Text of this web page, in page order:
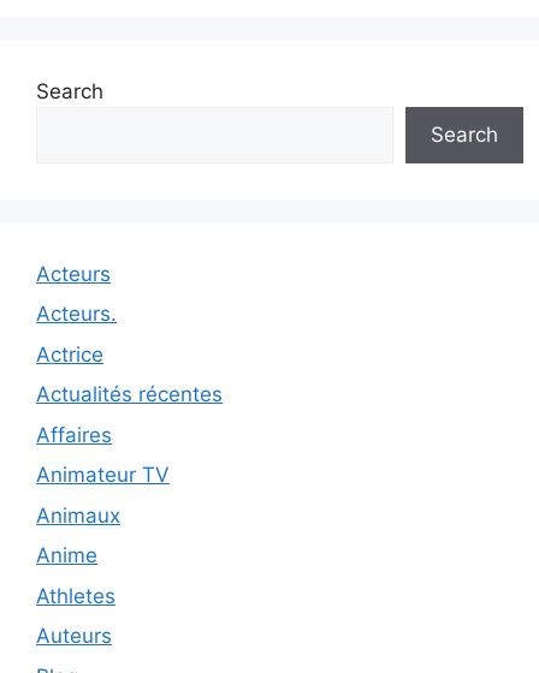
Search
Search
Acteurs
Acteurs.
Actrice
Actualités récentes
Affaires
Animateur TV
Animaux
Anime
Athletes
Auteurs